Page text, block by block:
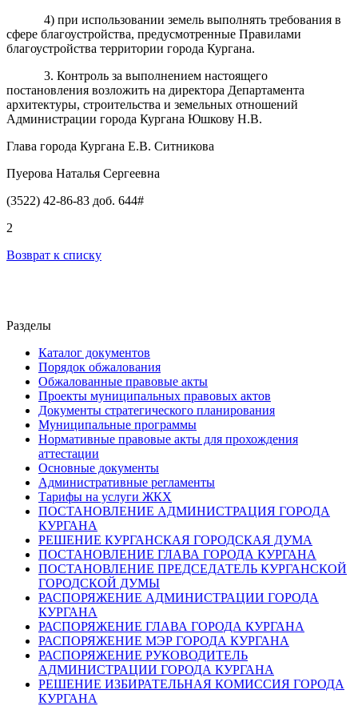
4) при использовании земель выполнять требования в
сфере благоустройства, предусмотренные Правилами
благоустройства территории города Кургана.
3. Контроль за выполнением настоящего
постановления возложить на директора Департамента
архитектуры, строительства и земельных отношений
Администрации города Кургана Юшкову Н.В.
Глава города Кургана Е.В. Ситникова
Пуерова Наталья Сергеевна
(3522) 42-86-83 доб. 644#
2
Возврат к списку
Разделы
Каталог документов
Порядок обжалования
Обжалованные правовые акты
Проекты муниципальных правовых актов
Документы стратегического планирования
Муниципальные программы
Нормативные правовые акты для прохождения
аттестации
Основные документы
Административные регламенты
Тарифы на услуги ЖКХ
ПОСТАНОВЛЕНИЕ АДМИНИСТРАЦИЯ ГОРОДА
КУРГАНА
РЕШЕНИЕ КУРГАНСКАЯ ГОРОДСКАЯ ДУМА
ПОСТАНОВЛЕНИЕ ГЛАВА ГОРОДА КУРГАНА
ПОСТАНОВЛЕНИЕ ПРЕДСЕДАТЕЛЬ КУРГАНСКОЙ
ГОРОДСКОЙ ДУМЫ
РАСПОРЯЖЕНИЕ АДМИНИСТРАЦИИ ГОРОДА
КУРГАНА
РАСПОРЯЖЕНИЕ ГЛАВА ГОРОДА КУРГАНА
РАСПОРЯЖЕНИЕ МЭР ГОРОДА КУРГАНА
РАСПОРЯЖЕНИЕ РУКОВОДИТЕЛЬ
АДМИНИСТРАЦИИ ГОРОДА КУРГАНА
РЕШЕНИЕ ИЗБИРАТЕЛЬНАЯ КОМИССИЯ ГОРОДА
КУРГАНА